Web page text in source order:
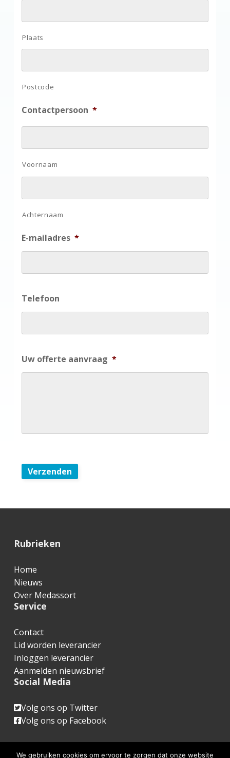
Plaats
Postcode
Contactpersoon *
Voornaam
Achternaam
E-mailadres *
Telefoon
Uw offerte aanvraag *
Verzenden
Rubrieken
Home
Nieuws
Over Medassort
Service
Contact
Lid worden leverancier
Inloggen leverancier
Aanmelden nieuwsbrief
Social Media
Volg ons op Twitter
Volg ons op Facebook
We gebruiken cookies om ervoor te zorgen dat onze website